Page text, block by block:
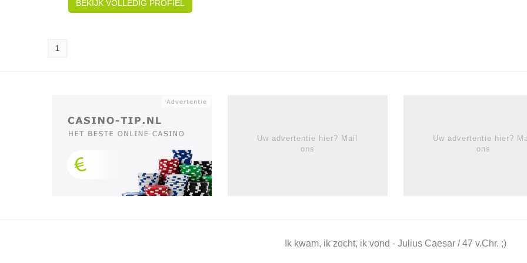
BEKIJK VOLLEDIG PROFIEL
1
Uw advertentie hier? Mail
ons
Uw advertentie hier?
ons
Ik kwam, ik zocht, ik vond - Julius Caesar / 47 v.Chr. ;)